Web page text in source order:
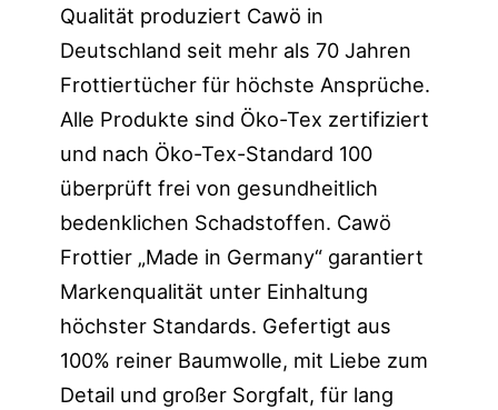
Qualität produziert Cawö in
Deutschland seit mehr als 70 Jahren
Frottiertücher für höchste Ansprüche.
Alle Produkte sind Öko-Tex zertifiziert
und nach Öko-Tex-Standard 100
überprüft frei von gesundheitlich
bedenklichen Schadstoffen. Cawö
Frottier „Made in Germany“ garantiert
Markenqualität unter Einhaltung
höchster Standards. Gefertigt aus
100% reiner Baumwolle, mit Liebe zum
Detail und großer Sorgfalt, für lang